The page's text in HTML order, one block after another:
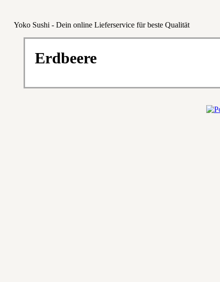
Yoko Sushi - Dein online Lieferservice für beste Qualität
Erdbeere